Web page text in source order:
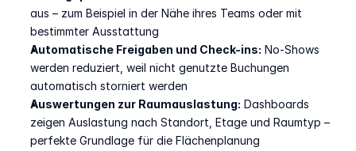
aus – zum Beispiel in der Nähe ihres Teams oder mit
bestimmter Ausstattung
Automatische Freigaben und Check-ins: No-Shows
werden reduziert, weil nicht genutzte Buchungen
automatisch storniert werden
Auswertungen zur Raumauslastung: Dashboards
zeigen Auslastung nach Standort, Etage und Raumtyp –
perfekte Grundlage für die Flächenplanung